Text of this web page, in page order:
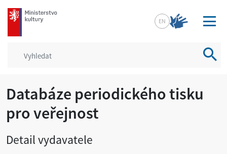
mkcr.cz
EN
Databáze periodického tisku
pro veřejnost
Detail vydavatele